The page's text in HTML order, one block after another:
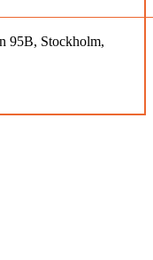
95B, Stockholm,